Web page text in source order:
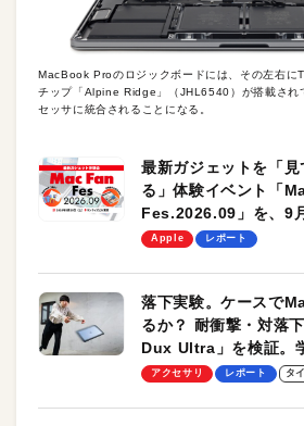
MacBook Proのロジックボードには、その左右
チップ「Alpine Ridge」（JHL6540）が搭載され
セッサに統合されることになる。
最新ガジェットを「
る」体験イベント「
Fes.2026.09」を、9
します！
Apple レポート
落下実験。ケースで
るか？ 耐衝撃・対落
Dux Ultra」を検証。
のモバイルユースに最
アクセサリ レポート タ